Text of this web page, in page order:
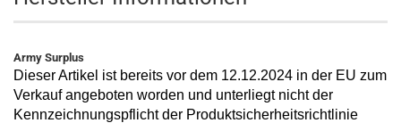
Army Surplus
Dieser Artikel ist bereits vor dem 12.12.2024 in der EU zum
Verkauf angeboten worden und unterliegt nicht der
Kennzeichnungspflicht der Produktsicherheitsrichtlinie